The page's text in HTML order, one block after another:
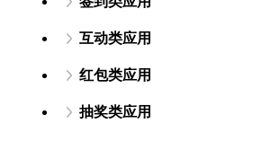
互动类应用
红包类应用
抽奖类应用